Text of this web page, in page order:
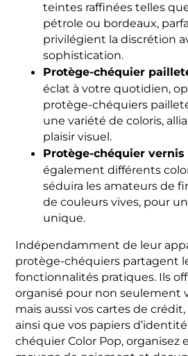
teintes raffinées telles
pétrole ou bordeaux,
privilégient la discrétion
sophistication.
Protège-chéquier
éclat à votre quotidien,
protège-chéquiers
une variété de coloris,
plaisir visuel.
Protège-chéquier vernis
également différents
séduira les amateurs de
de couleurs vives, pour
unique.
Indépendamment de leur
protège-chéquiers partagent
fonctionnalités pratiques. Ils
organisé pour non seulement
mais aussi vos cartes de
ainsi que vos papiers
chéquier Color Pop, organisez